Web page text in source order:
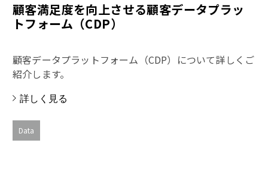
顧客満足度を向上させる顧客データプラッ
トフォーム（CDP）
顧客データプラットフォーム（CDP）について詳しくご
紹介します。
詳しく見る
Data